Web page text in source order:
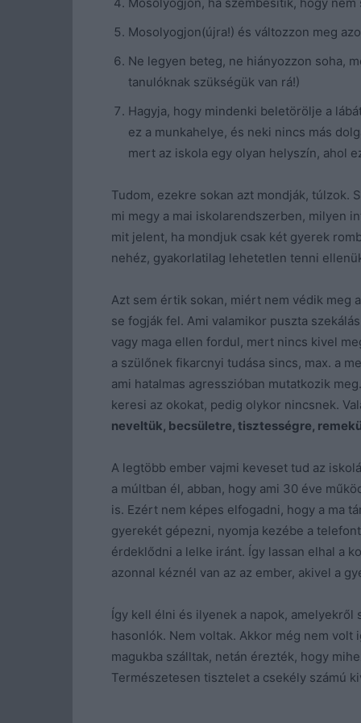
Mosolyogjon(újra!) és változzon meg
Ne legyen beteg, ne hiányozzon soha,
tanulóknak szükségük van rá!)
Hagyja, hogy mindenki beletörölje a
ez a munkahelye, és neki nincs más
mert az iskola egy olyan helyszín, ahol
Tudom, ezekre sokan azt mondják, túlzok.
mi megy a mai iskolarendszerben, milyen
mit jelent, ha mondjuk csak két gyerek
nehéz, gyakorlatilag lehetetlen tenni
Azt sem értik sokan, miért nem védik meg
se fogják fel. Ami valamikor puszta
vagy maga ellen fordul, mert nincs kivel
a szülőnek fikarcnyi tudása sincs, max. a
ami hatalmas agresszióban mutatkozik
keresi az okokat, pedig olykor nincsnek.
neveltük, becsületre, tisztességre,
A legtöbb ember vajmi keveset tud az
a múltban él, abban, hogy ami 30 éve
is. Ezért nem képes elfogadni, hogy a ma
gyerekét gépezni, nyomja kezébe a
érdeklődni a lelke iránt. Így lassan elhal a
azonnal kéznél van az az ember, akivel a
Így kell élni és ilyenek a napok,
hasonlók. Nem voltak. Akkor még nem
magukba szálltak, netán érezték, hogy
Természetesen tisztelet a csekély számú